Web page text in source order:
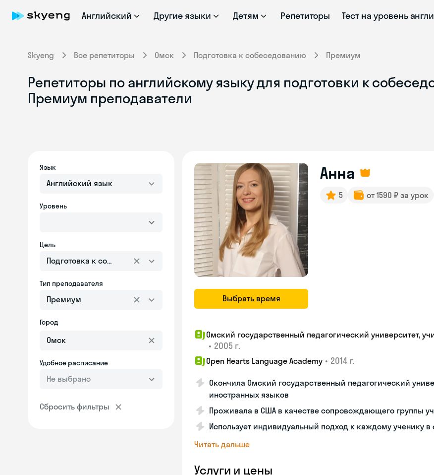
Английский Другие языки Детям Репетиторы Тест на уровень
Skyeng Все репетиторы Омск Подготовка к собеседованию Премиум
Репетиторы по английскому языку для подготовки к
Премиум преподаватели
Язык
Английский язык
Уровень
Цель
Подготовка к собеседованию
Тип преподавателя
Премиум
Город
Удобное расписание
Не выбрано
Сбросить фильтры
Выбрать время
Анна
5 от 1590 ₽ за урок
Омский государственный педагогический университет,
• 2005 г.
Open Hearts Language Academy • 2014 г.
Окончила Омский государственный педагогический
иностранных языков
Проживала в США в качестве сопровождающего группы
Использует индивидуальный подход к каждому ученику в
Читать дальше
Услуги и цены